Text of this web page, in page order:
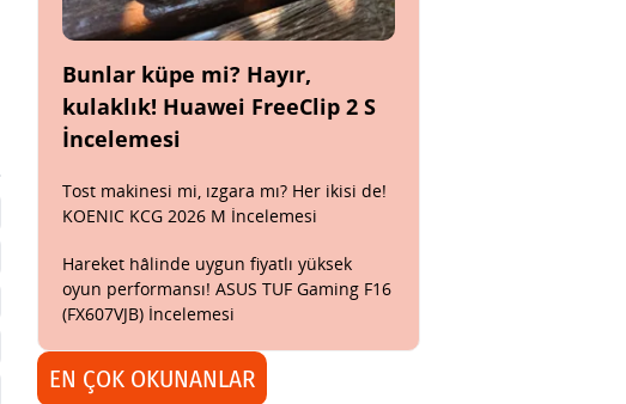
Bunlar küpe mi? Hayır,
kulaklık! Huawei FreeClip 2 S
İncelemesi
Tost makinesi mi, ızgara mı? Her ikisi de!
KOENIC KCG 2026 M İncelemesi
Hareket hâlinde uygun fiyatlı yüksek
oyun performansı! ASUS TUF Gaming F16
(FX607VJB) İncelemesi
EN ÇOK OKUNANLAR